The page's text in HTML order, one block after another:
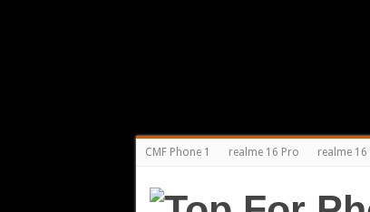
CMF Phone 1 realme 16 Pro realme 16